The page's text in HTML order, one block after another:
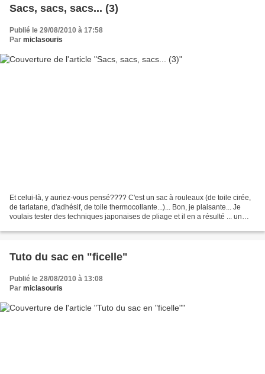
Sacs, sacs, sacs... (3)
Publié le 29/08/2010 à 17:58
Par miclasouris
Et celui-là, y auriez-vous pensé???? C'est un sac à rouleaux (de toile cirée,
de tarlatane, d'adhésif, de toile thermocollante...)... Bon, je plaisante... Je
voulais tester des techniques japonaises de pliage et il en a résulté ... un
Tuto du sac en "ficelle"
Publié le 28/08/2010 à 13:08
Par miclasouris